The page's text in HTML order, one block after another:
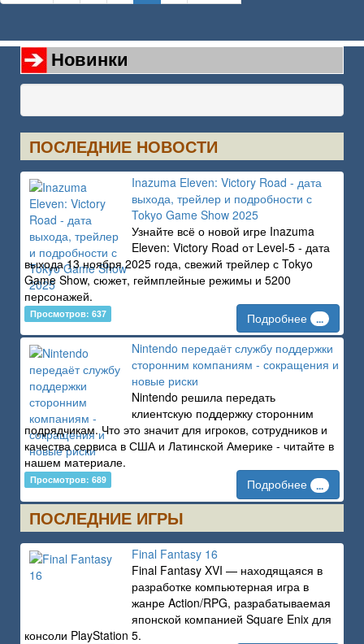
Новинки
ПОСЛЕДНИЕ НОВОСТИ
Inazuma Eleven: Victory Road - дата
выхода, трейлер и подробности с
Tokyo Game Show 2025
Узнайте всё о новой игре Inazuma
Eleven: Victory Road от Level-5 - дата
выхода 13 ноября 2025 года, свежий трейлер с Tokyo
Game Show, сюжет, геймплейные режимы и 5200
персонажей.
Просмотров: 637 Подробнее ...
Nintendo передаёт службу поддержки
сторонним компаниям - сокращения и
новые риски
Nintendo решила передать
клиентскую поддержку сторонним
подрядчикам. Что это значит для игроков, сотрудников и
качества сервиса в США и Латинской Америке - читайте в
нашем материале.
Просмотров: 689 Подробнее ...
ПОСЛЕДНИЕ ИГРЫ
Final Fantasy 16
Final Fantasy XVI — находящаяся в
разработке компьютерная игра в
жанре Action/RPG, разрабатываемая
японской компанией Square Enix для
консоли PlayStation 5.